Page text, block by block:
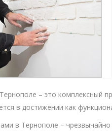
– это комплексный
в достижении как
в Тернополе –